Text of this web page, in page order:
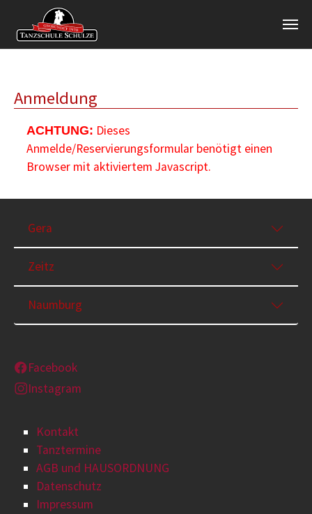
Anmeldung
ACHTUNG: Dieses
Anmelde/Reservierungsformular benötigt einen
Browser mit aktiviertem Javascript.
Gera
Zeitz
Naumburg
Facebook
Instagram
Kontakt
Tanztermine
AGB und HAUSORDNUNG
Datenschutz
Impressum